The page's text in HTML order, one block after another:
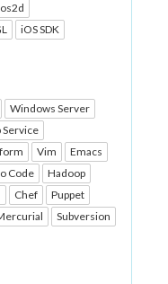
iOS SDK
Windows Server
Service
Vim
Emacs
Code
Hadoop
Chef
Puppet
Subversion